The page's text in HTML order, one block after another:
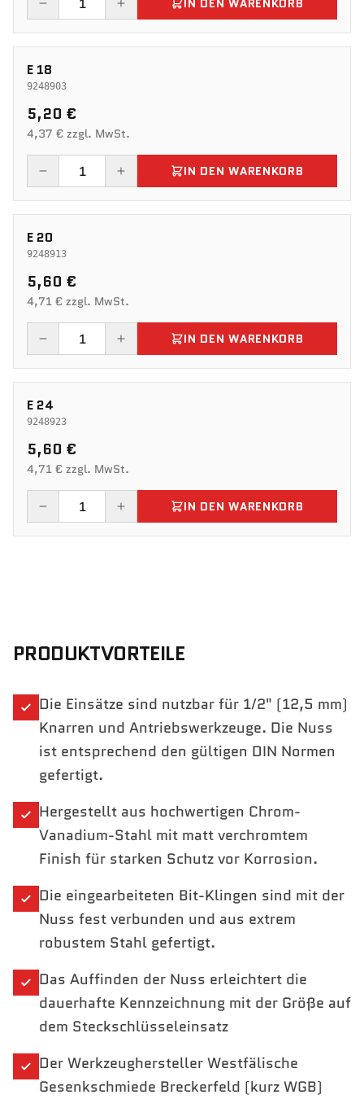
IN DEN WARENKORB
E 18
9248903
5,20 €
4,37 € zzgl. MwSt.
IN DEN WARENKORB
E 20
9248913
5,60 €
4,71 € zzgl. MwSt.
IN DEN WARENKORB
E 24
9248923
5,60 €
4,71 € zzgl. MwSt.
IN DEN WARENKORB
PRODUKTVORTEILE
Die Einsätze sind nutzbar für 1/2" (12,5 mm)
Knarren und Antriebswerkzeuge. Die Nuss
ist entsprechend den gültigen DIN Normen
gefertigt.
Hergestellt aus hochwertigen Chrom-
Vanadium-Stahl mit matt verchromtem
Finish für starken Schutz vor Korrosion.
Die eingearbeiteten Bit-Klingen sind mit der
Nuss fest verbunden und aus extrem
robustem Stahl gefertigt.
Das Auffinden der Nuss erleichtert die
dauerhafte Kennzeichnung mit der Größe auf
dem Steckschlüsseleinsatz
Der Werkzeughersteller Westfälische
Gesenkschmiede Breckerfeld (kurz WGB)